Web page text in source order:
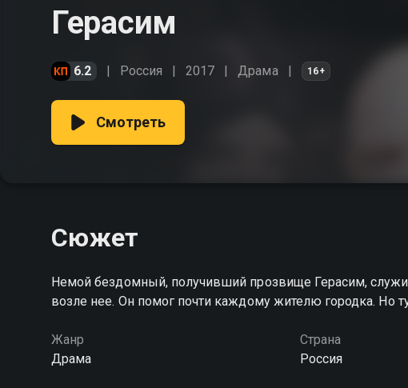
Герасим
6.2 Россия 2017 Драма 16+
Смотреть
Сюжет
Немой бездомный, получивший прозвище Герасим,
возле нее. Он помог почти каждому жителю городка. Но
Жанр
Драма
Страна
Россия